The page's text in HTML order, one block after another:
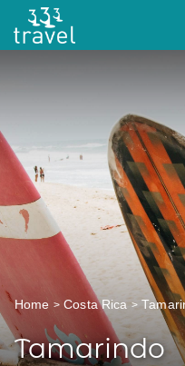
Home Costa Rica
Tamarindo